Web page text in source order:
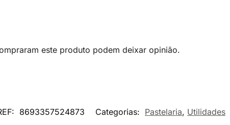
este produto podem deixar opinião.
8693357524873 Categorias: Pastelaria, Utilidades